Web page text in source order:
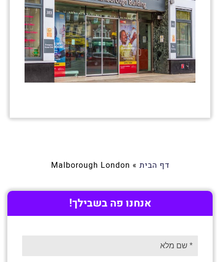
דף הבית »
Malborough London
אנחנו פה בשבילך!